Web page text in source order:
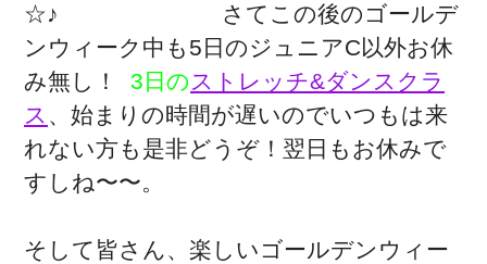
☆♪ さてこの後のゴールデ
ンウィーク中も5日のジュニアC以外お休
み無し！
3日の ストレッチ&ダンスクラ
ス 、始まりの時間が遅いのでいつもは来
れない方も是非どうぞ！翌日もお休みで
すしね〜〜。
そして皆さん、楽しいゴールデンウィー